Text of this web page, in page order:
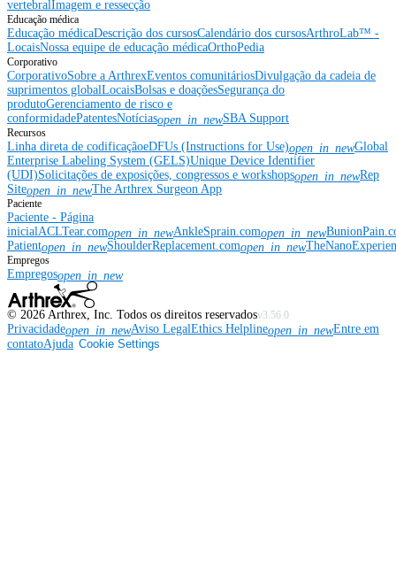
vertebralImagem e ressecção
Educação médica
Educação médicaDescrição dos cursosCalendário dos cursosArthroLab™ -
LocaisNossa equipe de educação médicaOrthoPedia
Corporativo
CorporativoSobre a ArthrexEventos comunitáriosDivulgação da cadeia de
suprimentos globalLocaisBolsas e doaçõesSegurança do
produtoGerenciamento de risco e
conformidadePatentesNotíciasopen_in_newSBA Support
Recursos
Linha direta de codificaçãoeDFUs (Instructions for Use)open_in_newGlobal
Enterprise Labeling System (GELS)Unique Device Identifier
(UDI)Solicitações de exposições, congressos e workshopsopen_in_newRep
Siteopen_in_newThe Arthrex Surgeon App
Paciente
Paciente - Página
inicialACLTear.comopen_in_newAnkleSprain.comopen_in_new
Patientopen_in_newShoulderReplacement.comopen_in_new
Empregos
Empregosopen_in_new
© 2026 Arthrex, Inc. Todos os direitos reservadosv3.56.0
Privacidadeopen_in_newAviso LegalEthics Helplineopen_in_newEntre em
contatoAjuda Cookie Settings